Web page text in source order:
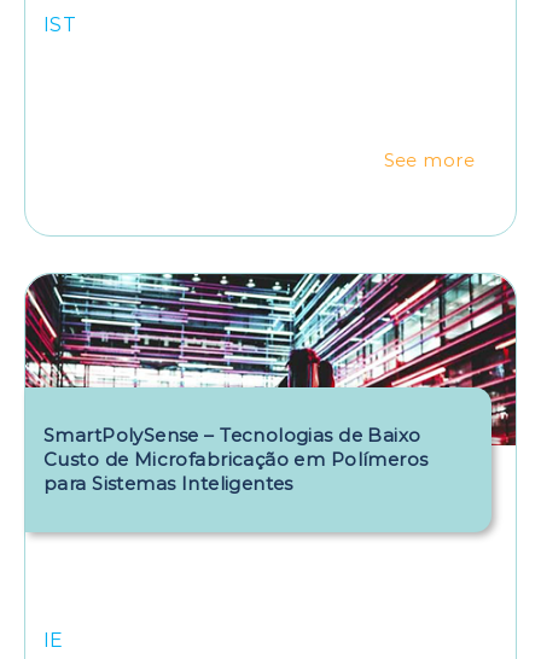
IST
See more
SmartPolySense – Tecnologias de Baixo
Custo de Microfabricação em Polímeros
para Sistemas Inteligentes
IE